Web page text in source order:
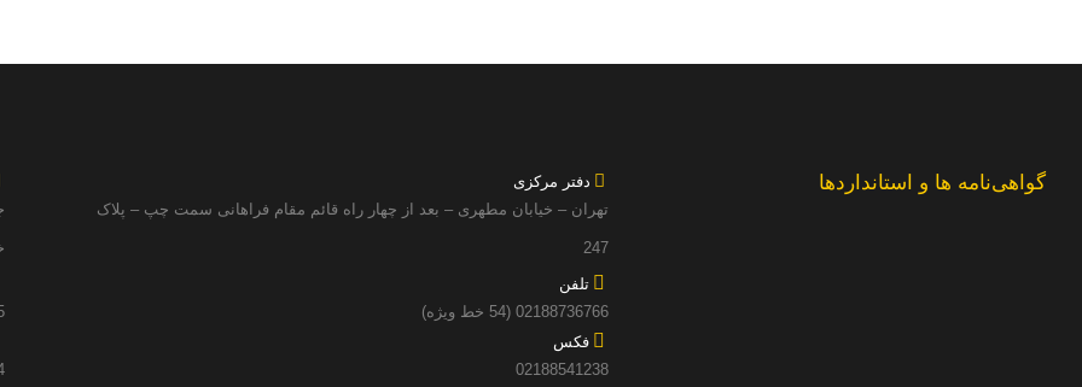
گواهی‌نامه ها و استانداردها
دفتر مرکزی
تهران – خیابان مطهری – بعد از چهار راه قائم مقام فراهانی سمت چپ – پلاک
247
تلفن
02188736766 (54 خط ویژه)
فکس
02188541238